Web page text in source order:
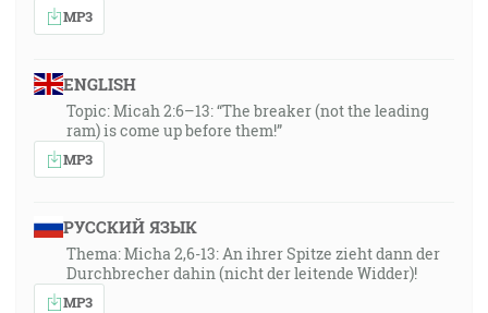
MP3
ENGLISH
Topic: Micah 2:6–13: “The breaker (not the leading
ram) is come up before them!”
MP3
РУССКИЙ ЯЗЫК
Thema: Micha 2,6-13: An ihrer Spitze zieht dann der
Durchbrecher dahin (nicht der leitende Widder)!
MP3